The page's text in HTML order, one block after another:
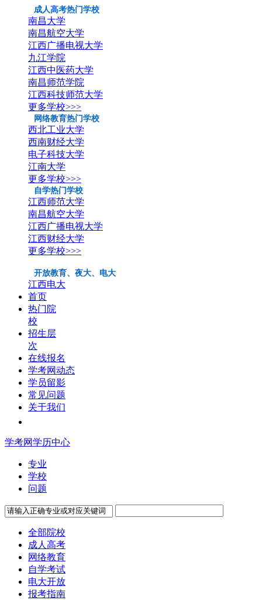
成人高考热门学校
南昌大学
南昌航空大学
江西广播电视大学
九江学院
江西中医药大学
南昌师范学院
江西科技师范大学
更多学校>>>
网络教育热门学校
西北工业大学
西南财经大学
电子科技大学
江南大学
更多学校>>>
自学热门学校
江西师范大学
南昌航空大学
江西广播电视大学
江西财经大学
更多学校>>>
开放教育、夜大、电大
江西电大
首页
热门院
校
招生层
次
在线报名
学考网动态
学员留影
常见问题
关于我们
学考网学历中心
专业
学校
问题
全部院校
成人高考
网络教育
自学考试
电大开放
报考指南